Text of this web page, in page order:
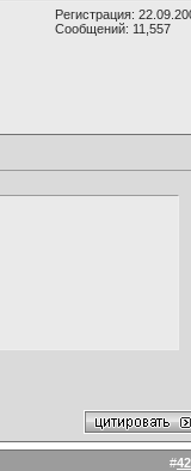
Регистрация:
Сообщений: 11,557
#